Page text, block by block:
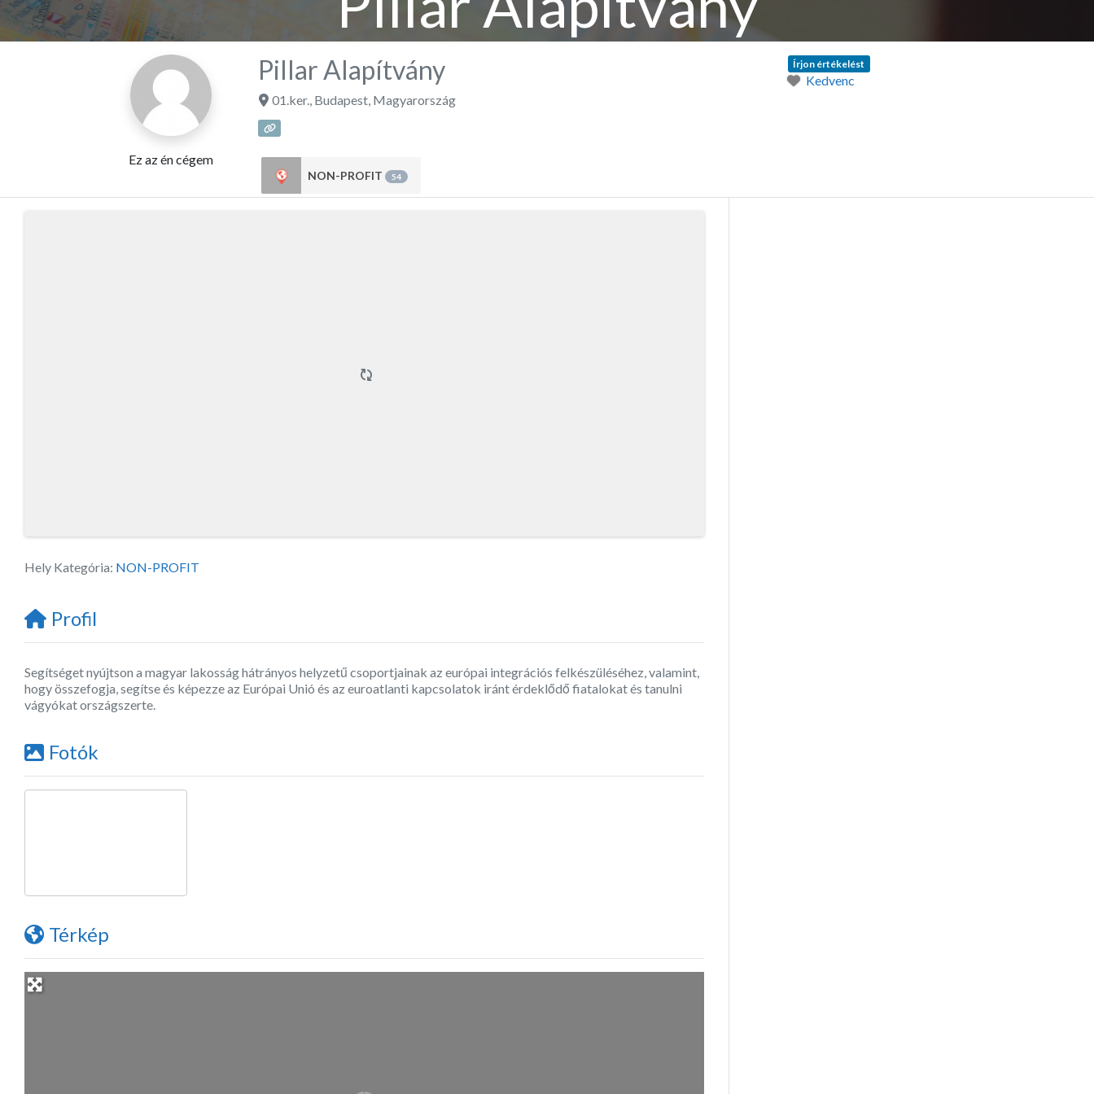
Ez az én cégem
Pillar Alapítvány
01.ker., Budapest, Magyarország
NON-PROFIT 54
Írjon értékelést
Kedvenc
Hely Kategória: NON-PROFIT
Profil
Segítséget nyújtson a magyar lakosság hátrányos helyzetű csoportjainak az európai integrációs felkészüléséhez, valamint,
hogy összefogja, segítse és képezze az Európai Unió és az euroatlanti kapcsolatok iránt érdeklődő fiatalokat és tanulni
vágyókat országszerte.
Fotók
Térkép